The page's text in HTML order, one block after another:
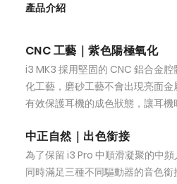
產品介紹
CNC 工藝｜紫色陽極氧化
i3 MK3 採用堅固的 CNC 鋁合金
化工藝，磨砂工藝不會出現亮面
有效保護耳機的成色狀態，讓耳機
中正自然｜出色銜接
為了保留 i3 Pro 中順滑凝聚的中
同時滿足三種不同驅動器的音色